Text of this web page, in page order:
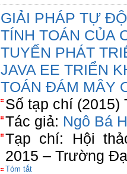
GIẢI PHÁP TỰ
TÍNH TOÁN CỦA
TUYẾN PHÁT
JAVA EE TRIỂN
TOÁN ĐÁM MÂY
Số tạp chí (2015)
Tác giả: Ngô Bá
Tạp chí: Hội
2015 – Trường
Tóm tắt